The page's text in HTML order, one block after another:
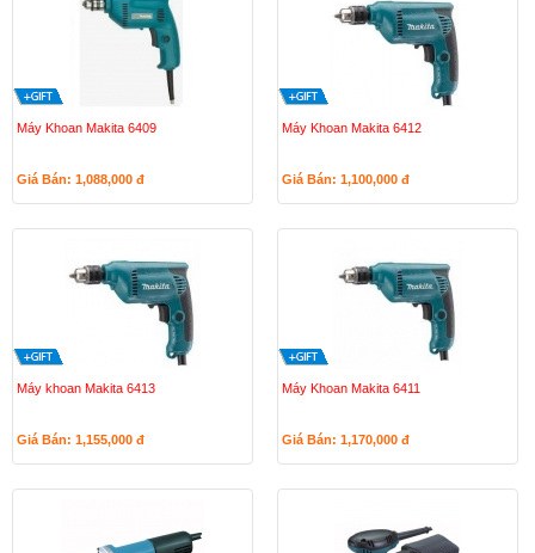
Máy Khoan Makita 6409
Giá Bán: 1,088,000 đ
Máy Khoan Makita 6412
Giá Bán: 1,100,000 đ
Máy khoan Makita 6413
Giá Bán: 1,155,000 đ
Máy Khoan Makita 6411
Giá Bán: 1,170,000 đ